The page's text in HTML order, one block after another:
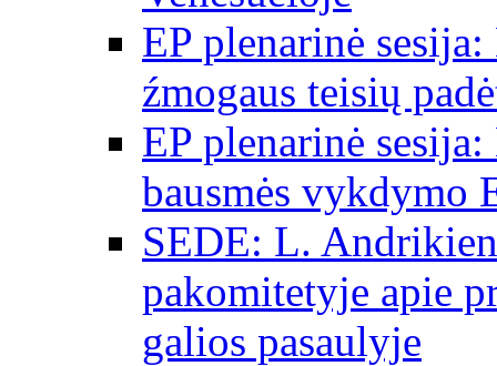
EP plenarinė
źmogaus teisių
EP plenarinė
bausmės vykdymo
SEDE: L.
pakomitetyje apie
galios pasaulyje